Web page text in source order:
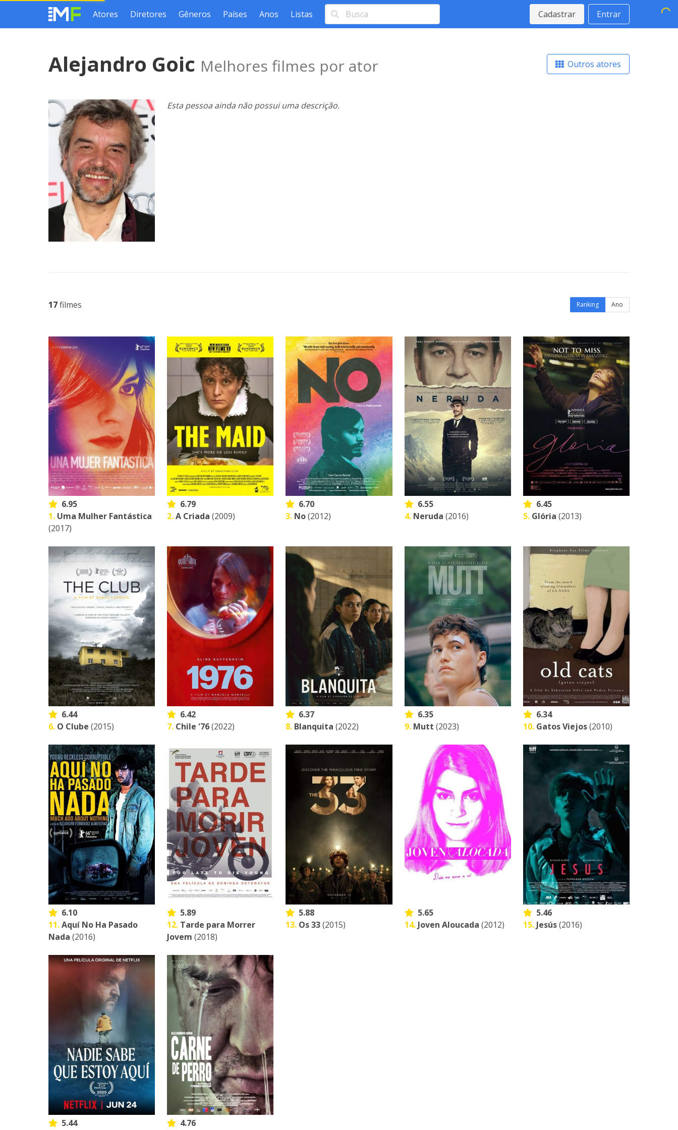
Atores Diretores Gêneros Países Anos Listas Cadastrar Entrar
Alejandro Goic Melhores filmes por ator Outros atores
Esta pessoa ainda não possui uma descrição.
17filmes Ranking Ano
6.95
1. Uma Mulher Fantástica
(2017)
6.79
2.A Criada (2009)
6.70
3. No(2012)
6.55
4. Neruda (2016)
6.45
5. Glória (2013)
6.44
6. O Clube (2015)
6.42
7. Chile '76(2022)
6.37
8. Blanquita (2022)
6.35
9. Mutt (2023)
6.34
10. Gatos Viejos(2010)
6.10
11.Aquí No Ha Pasado
Nada (2016)
5.89
12. Tarde para Morrer
Jovem (2018)
5.88
13. Os 33(2015)
5.65
14. Joven Aloucada (2012)
5.46
15. Jesús(2016)
5.44
4.76